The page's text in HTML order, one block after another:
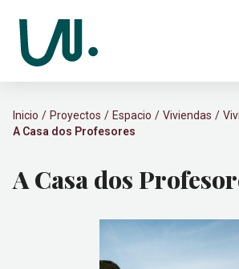
Inicio Proyectos Espacio Viviendas
A Casa dos Profesores
A Casa dos